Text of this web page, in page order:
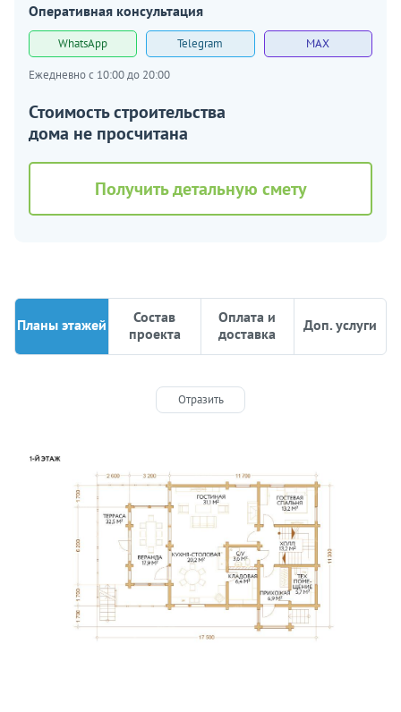
Оперативная консультация
WhatsApp Telegram MAX
Ежедневно с 10:00 до 20:00
Стоимость строительства
дома не просчитана
Получить детальную смету
Планы этажей
Состав
проекта
Оплата и
доставка
Доп. услуги